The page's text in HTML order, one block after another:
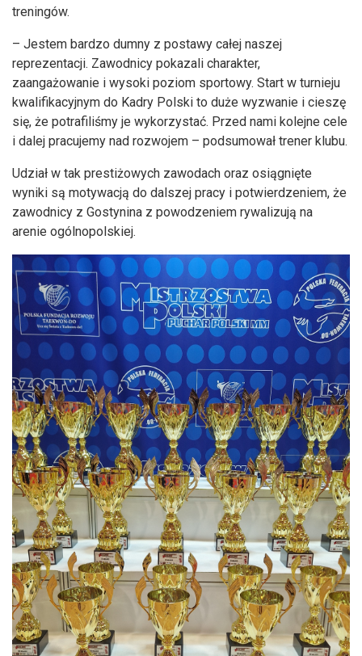
treningów.
– Jestem bardzo dumny z postawy całej naszej
reprezentacji. Zawodnicy pokazali charakter,
zaangażowanie i wysoki poziom sportowy. Start w turnieju
kwalifikacyjnym do Kadry Polski to duże wyzwanie i cieszę
się, że potrafiliśmy je wykorzystać. Przed nami kolejne cele
i dalej pracujemy nad rozwojem – podsumował trener klubu.
Udział w tak prestiżowych zawodach oraz osiągnięte
wyniki są motywacją do dalszej pracy i potwierdzeniem, że
zawodnicy z Gostynina z powodzeniem rywalizują na
arenie ogólnopolskiej.